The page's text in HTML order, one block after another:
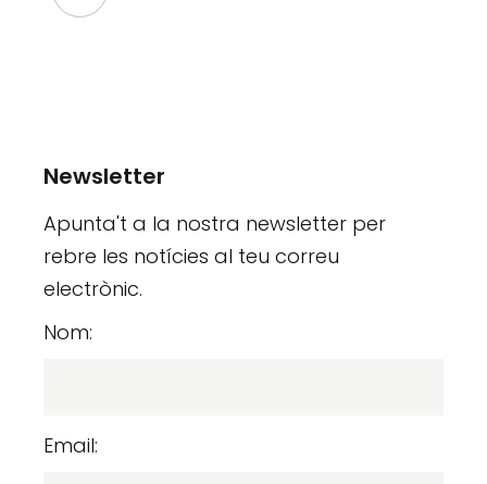
Newsletter
Apunta't a la nostra newsletter per
rebre les notícies al teu correu
electrònic.
Nom:
Email: